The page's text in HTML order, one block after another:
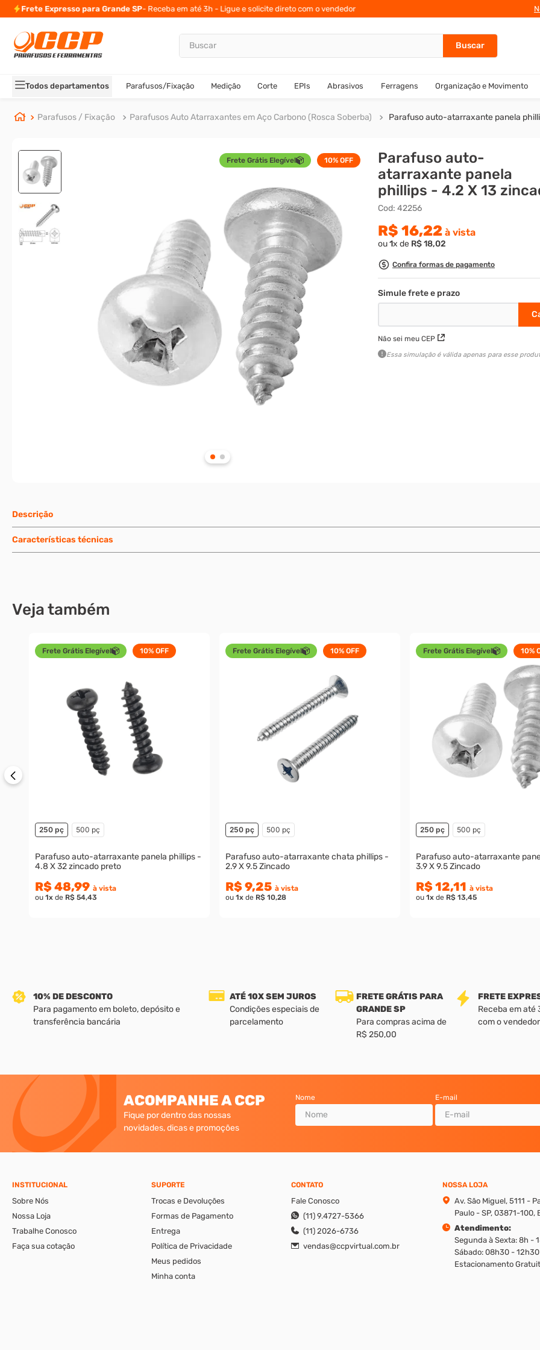
Frete Expresso para Grande SP- Receba em até 3h - Ligue e solicite direto com o vendedor 10% de
Buscar
Todos departamentos Parafusos/Fixação Medição Corte EPIs Abrasivos Ferragens Organização e Movimento
Parafusos / Fixação Parafusos Auto Atarraxantes em Aço Carbono (Rosca Soberba) Parafuso auto-atarraxante panela
Frete Grátis Elegível 10%OFF
Parafuso auto-
atarraxante panela
phillips - 4.2 X 13
Cod:42256
R$ 16,22 à vista
ou1x de R$18,02
Confira formas de pagamento
Não sei meu CEP
Essa simulação é válida apenas para esse
Descrição
Características técnicas
Veja também
Frete Grátis Elegível 10%OFF
250 pç 500 pç
Parafuso auto-atarraxante panela phillips -
4.8 X 32 zincado preto
R$ 48,99 à vista
ou 1xde R$ 54,43
Frete Grátis Elegível 10%OFF
250 pç 500 pç
Parafuso auto-atarraxante chata phillips -
2.9 X 9.5 Zincado
R$ 9,25 à vista
ou 1xde R$ 10,28
Frete Grátis Elegível 10%
250 pç 500 pç
Parafuso auto-atarraxante
3.9 X 9.5 Zincado
R$ 12,11 à vista
ou 1xde R$ 13,45
10% DE DESCONTO
Para pagamento em boleto, depósito e
transferência bancária
ATÉ 10X SEM JUROS
Condições especiais de
parcelamento
FRETE GRÁTIS PARA
GRANDE SP
Para compras acima de
R$ 250,00
FRETE
Receba em até
com o vendedor
ACOMPANHE A CCP
Fique por dentro das nossas
novidades, dicas e promoções
Nome E-mail
INSTITUCIONAL
Sobre Nós
Nossa Loja
Trabalhe Conosco
Faça sua cotação
SUPORTE
Trocas e Devoluções
Formas de Pagamento
Entrega
Política de Privacidade
Meus pedidos
Minha conta
CONTATO
Fale Conosco
(11) 9.4727-5366
(11) 2026-6736
vendas@ccpvirtual.com.br
NOSSA LOJA
Av. São Miguel, 5111 -
Paulo - SP, 03871-100,
Atendimento:
Segunda à Sexta: 8h -
Sábado: 08h30 - 12h30
Estacionamento
TERMOS MAIS BUSCADOS
2º
porca
3º
arruela
º
cupilha
parafuso allen 5
º
sextavado
presto
rodizio